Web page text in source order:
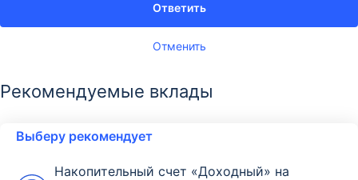
Отменить
Ответить
Рекомендуемые вклады
Выберу рекомендует
Накопительный счет «Доходный» на